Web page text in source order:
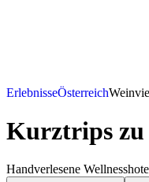
ErlebnisseÖsterreich
Kurztrips zu
Handverlesene